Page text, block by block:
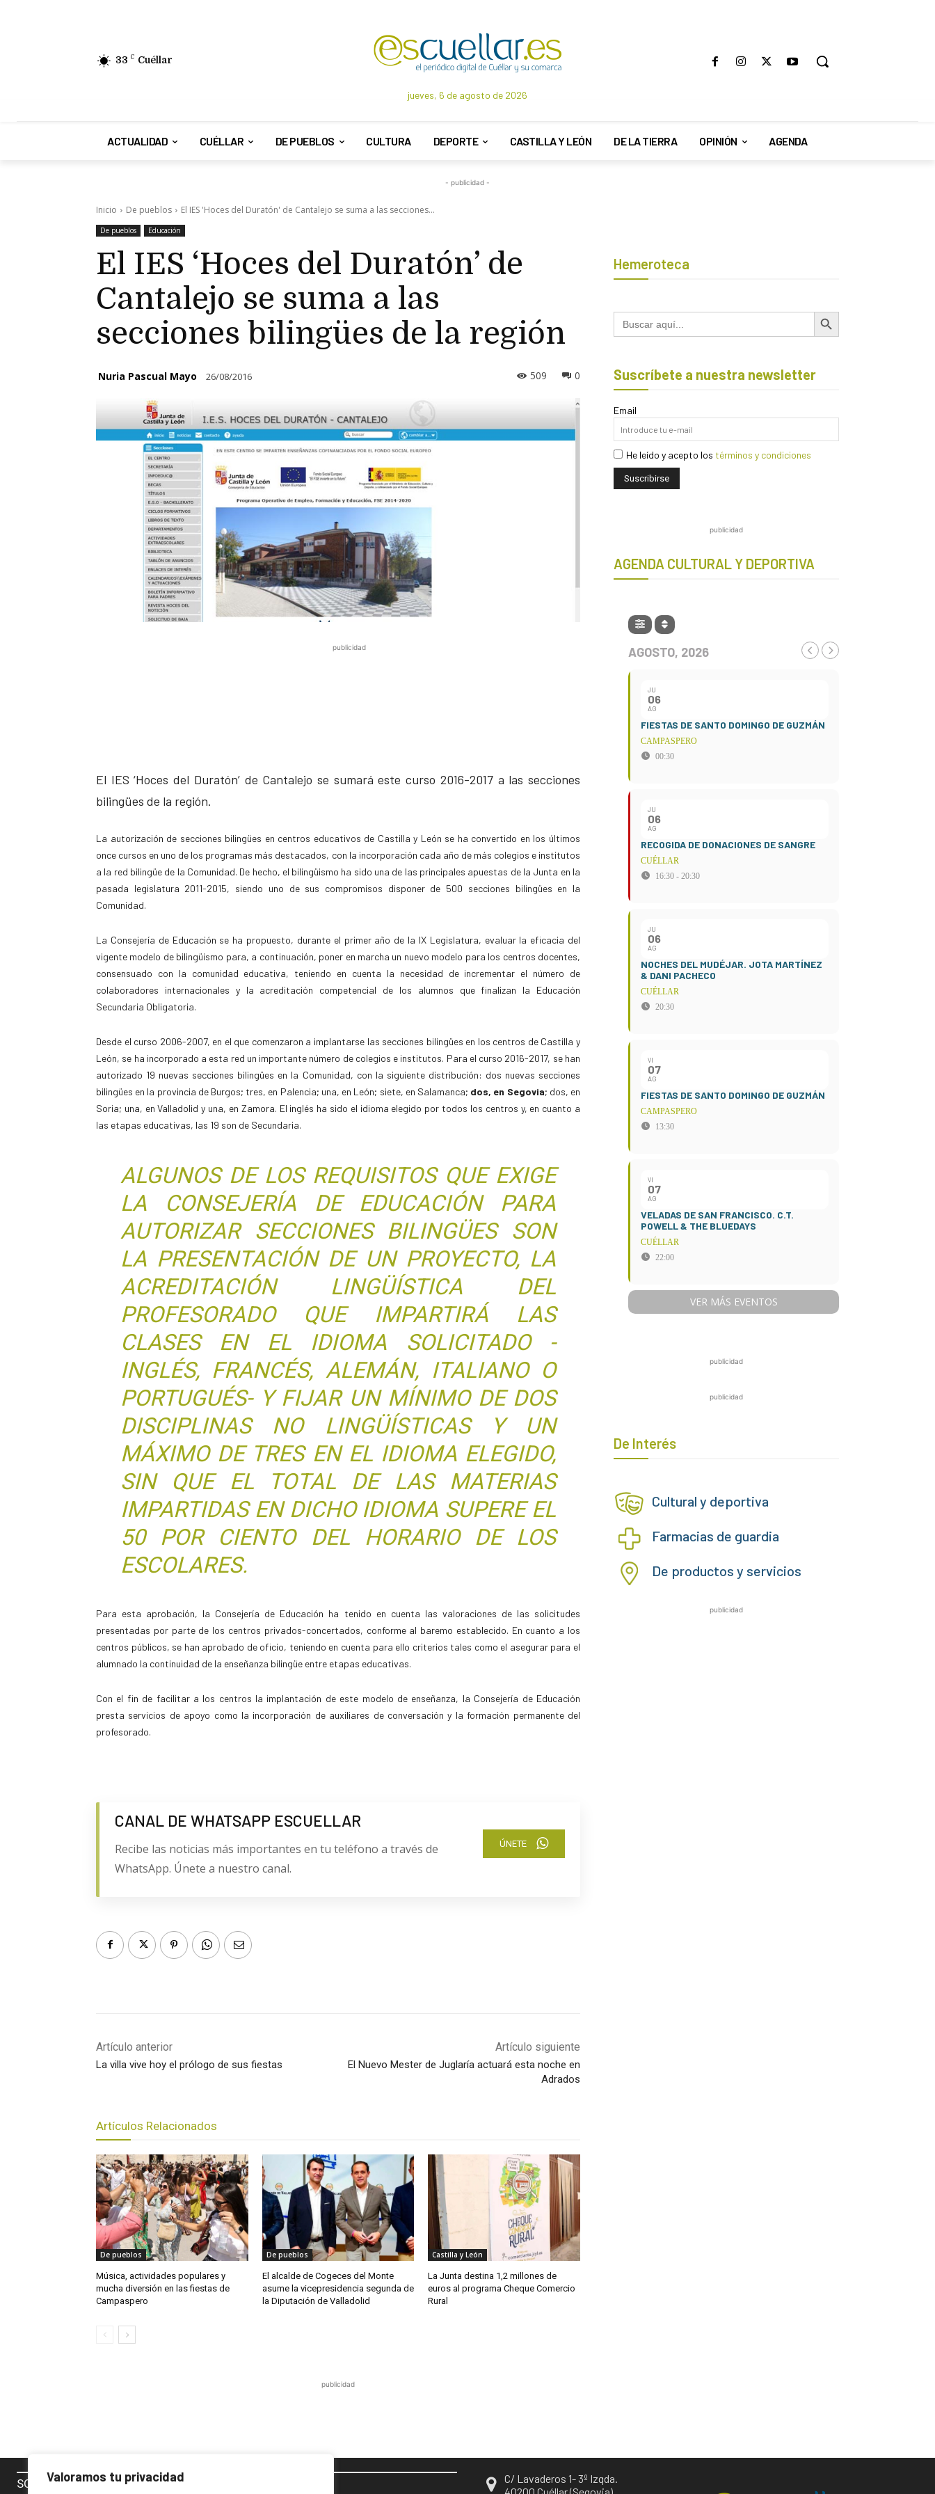
Valoramos tu privacidad
33 C Cuéllar
jueves, 6 de agosto de 2026
ACTUALIDAD CUÉLLAR DE PUEBLOS CULTURA DEPORTE CASTILLA Y LEÓN DE LA TIERRA OPINIÓN AGENDA
- publicidad -
Inicio De pueblos El IES 'Hoces del Duratón' de Cantalejo se suma a las secciones...
De pueblos Educación
El IES ‘Hoces del Duratón’ de
Cantalejo se suma a las
secciones bilingües de la región
Nuria Pascual Mayo 26/08/2016 0
509
publicidad
El IES ‘Hoces del Duratón’ de Cantalejo se sumará este curso 2016-2017 a las secciones
bilingües de la región.
La autorización de secciones bilingües en centros educativos de Castilla y León se ha convertido en los últimos
once cursos en uno de los programas más destacados, con la incorporación cada año de más colegios e institutos
a la red bilingüe de la Comunidad. De hecho, el bilingüismo ha sido una de las principales apuestas de la Junta en la
pasada legislatura 2011-2015, siendo uno de sus compromisos disponer de 500 secciones bilingües en la
Comunidad.
La Consejería de Educación se ha propuesto, durante el primer año de la IX Legislatura, evaluar la eficacia del
vigente modelo de bilingüismo para, a continuación, poner en marcha un nuevo modelo para los centros docentes,
consensuado con la comunidad educativa, teniendo en cuenta la necesidad de incrementar el número de
colaboradores internacionales y la acreditación competencial de los alumnos que finalizan la Educación
Secundaria Obligatoria.
Desde el curso 2006-2007, en el que comenzaron a implantarse las secciones bilingües en los centros de Castilla y
León, se ha incorporado a esta red un importante número de colegios e institutos. Para el curso 2016-2017, se han
autorizado 19 nuevas secciones bilingües en la Comunidad, con la siguiente distribución: dos nuevas secciones
bilingües en la provincia de Burgos; tres, en Palencia; una, en León; siete, en Salamanca; dos, en Segovia; dos, en
Soria; una, en Valladolid y una, en Zamora. El inglés ha sido el idioma elegido por todos los centros y, en cuanto a
las etapas educativas, las 19 son de Secundaria.
ALGUNOS DE LOS REQUISITOS QUE EXIGE
LA CONSEJERÍA DE EDUCACIÓN PARA
AUTORIZAR SECCIONES BILINGÜES SON
LA PRESENTACIÓN DE UN PROYECTO, LA
ACREDITACIÓN LINGÜÍSTICA DEL
PROFESORADO QUE IMPARTIRÁ LAS
CLASES EN EL IDIOMA SOLICITADO -
INGLÉS, FRANCÉS, ALEMÁN, ITALIANO O
PORTUGUÉS- Y FIJAR UN MÍNIMO DE DOS
DISCIPLINAS NO LINGÜÍSTICAS Y UN
MÁXIMO DE TRES EN EL IDIOMA ELEGIDO,
SIN QUE EL TOTAL DE LAS MATERIAS
IMPARTIDAS EN DICHO IDIOMA SUPERE EL
50 POR CIENTO DEL HORARIO DE LOS
ESCOLARES.
Para esta aprobación, la Consejería de Educación ha tenido en cuenta las valoraciones de las solicitudes
presentadas por parte de los centros privados-concertados, conforme al baremo establecido. En cuanto a los
centros públicos, se han aprobado de oficio, teniendo en cuenta para ello criterios tales como el asegurar para el
alumnado la continuidad de la enseñanza bilingüe entre etapas educativas.
Con el fin de facilitar a los centros la implantación de este modelo de enseñanza, la Consejería de Educación
presta servicios de apoyo como la incorporación de auxiliares de conversación y la formación permanente del
profesorado.
CANAL DE WHATSAPP ESCUELLAR
Recibe las noticias más importantes en tu teléfono a través de
WhatsApp. Únete a nuestro canal.
ÚNETE
Artículo anterior
La villa vive hoy el prólogo de sus fiestas
Artículo siguiente
El Nuevo Mester de Juglaría actuará esta noche en
Adrados
Artículos Relacionados
De pueblos
Música, actividades populares y
mucha diversión en las fiestas de
Campaspero
De pueblos
El alcalde de Cogeces del Monte
asume la vicepresidencia segunda de
la Diputación de Valladolid
Castilla y León
La Junta destina 1,2 millones de
euros al programa Cheque Comercio
Rural
publicidad
Hemeroteca
Buscar: Botón de búsqueda
Suscríbete a nuestra newsletter
Email
He leído y acepto los términos y condiciones
publicidad
AGENDA CULTURAL Y DEPORTIVA
AGOSTO, 2026
JU
06
AG
FIESTAS DE SANTO DOMINGO DE GUZMÁN
CAMPASPERO
00:30
JU
06
AG
RECOGIDA DE DONACIONES DE SANGRE
CUÉLLAR
16:30 - 20:30
JU
06
AG
NOCHES DEL MUDÉJAR. JOTA MARTÍNEZ
& DANI PACHECO
CUÉLLAR
20:30
VI
07
AG
FIESTAS DE SANTO DOMINGO DE GUZMÁN
CAMPASPERO
13:30
VI
07
AG
VELADAS DE SAN FRANCISCO. C.T.
POWELL & THE BLUEDAYS
CUÉLLAR
22:00
VER MÁS EVENTOS
publicidad
publicidad
De Interés
Cultural y deportiva
Farmacias de guardia
De productos y servicios
publicidad
SOBRE NOSOTROS
C/ Lavaderos 1- 3º Izqda.